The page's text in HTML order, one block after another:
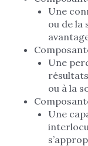
Une
ou de la
Une
ou à la
Une